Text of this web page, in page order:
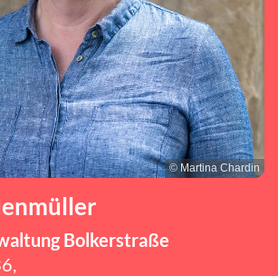
© Martina Chardin
Bolkerstraße